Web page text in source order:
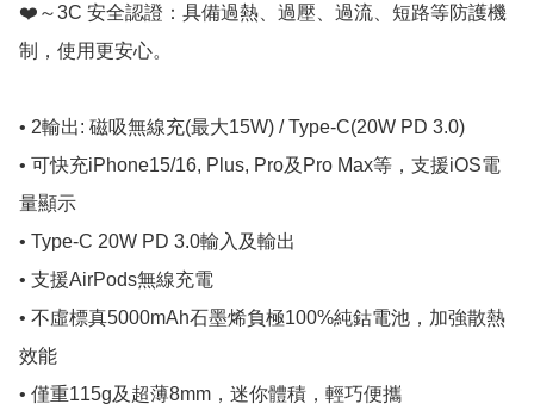
❤️～3C 安全認證：具備過熱、過壓、過流、短路等防護機
制，使用更安心。
• 2輸出: 磁吸無線充(最大15W) / Type-C(20W PD 3.0)
• 可快充iPhone15/16, Plus, Pro及Pro Max等，支援iOS電
量顯示
• Type-C 20W PD 3.0輸入及輸出
• 支援AirPods無線充電
• 不虛標真5000mAh石墨烯負極100%純鈷電池，加強散熱
效能
• 僅重115g及超薄8mm，迷你體積，輕巧便攜